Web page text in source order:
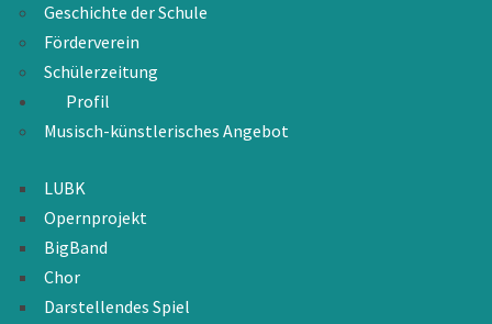
Geschichte der Schule
Förderverein
Schülerzeitung
Profil
Musisch-künstlerisches Angebot
LUBK
Opernprojekt
BigBand
Chor
Darstellendes Spiel